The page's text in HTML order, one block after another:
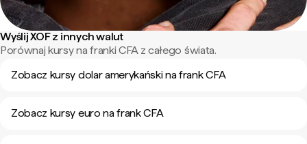
Wyślij XOF z innych walut
Porównaj kursy na franki CFA z całego świata.
Zobacz kursy dolar amerykański na frank CFA
Zobacz kursy euro na frank CFA